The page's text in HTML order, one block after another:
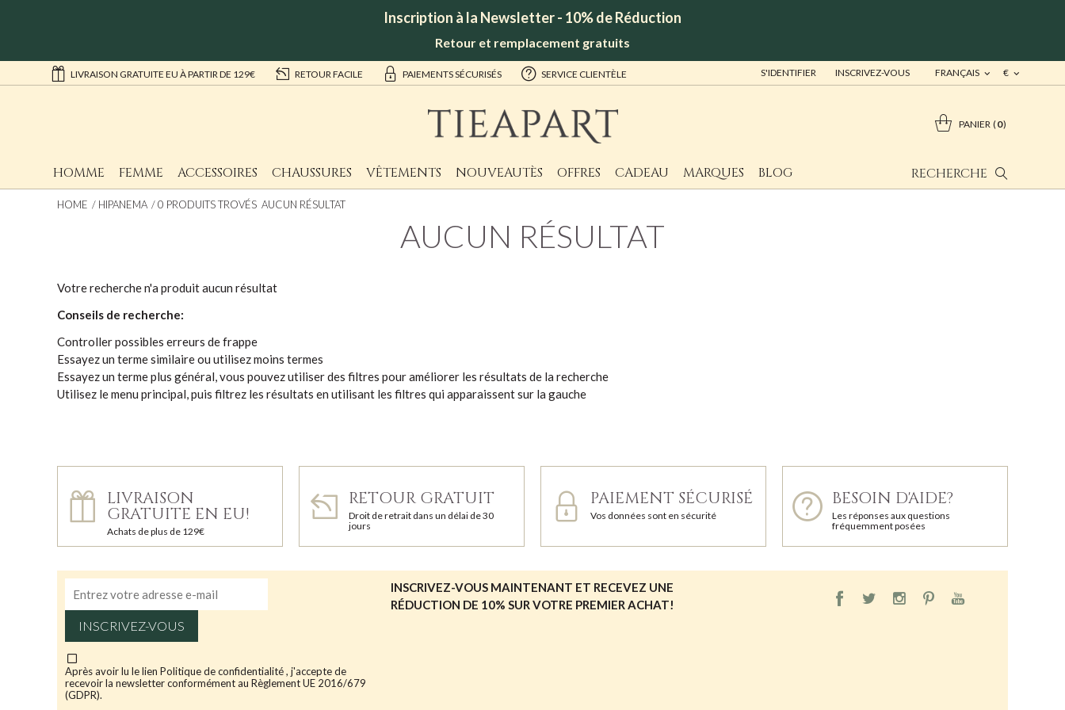
Inscription à la Newsletter - 10% de Réduction
Retour et remplacement gratuits
LIVRAISON GRATUITE EU À PARTIR DE 129€ RETOUR FACILE PAIEMENTS SÉCURISÉS SERVICE CLIENTÈLE €
FRANÇAIS
S'IDENTIFIER INSCRIVEZ-VOUS
RECHERCHE
PANIER 0
HOMME FEMME ACCESSOIRES CHAUSSURES VÊTEMENTS NOUVEAUTÈS OFFRES CADEAU MARQUES BLOG
HOME HIPANEMA 0 PRODUITS TROVÉS AUCUN RÉSULTAT
AUCUN RÉSULTAT
Votre recherche n'a produit aucun résultat
Conseils de recherche:
Controller possibles erreurs de frappe
Essayez un terme similaire ou utilisez moins termes
Essayez un terme plus général, vous pouvez utiliser des filtres pour améliorer les résultats de la recherche
Utilisez le menu principal, puis filtrez les résultats en utilisant les filtres qui apparaissent sur la gauche
LIVRAISON
GRATUITE EN EU!
Achats de plus de 129€
RETOUR GRATUIT
Droit de retrait dans un délai de 30
jours
PAIEMENT SÉCURISÉ
Vos données sont en sécurité
BESOIN D'AIDE?
Les réponses aux questions
fréquemment posées
INSCRIVEZ-VOUS
Après avoir lu le lien Politique de confidentialité, j'accepte de
recevoir la newsletter conformément au Règlement UE 2016/679
(GDPR).
INSCRIVEZ-VOUS MAINTENANT ET RECEVEZ UNE
RÉDUCTION DE 10% SUR VOTRE PREMIER ACHAT!